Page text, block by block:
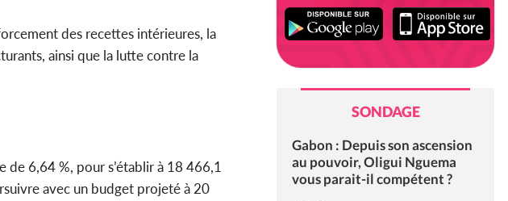
des recettes intérieures, la
ainsi que la lutte contre la
de 6,64 %, pour s’établir à 18 466,1
avec un budget projeté à 20
SONDAGE
Gabon : Depuis son ascension
au pouvoir, Oligui Nguema
vous parait-il compétent ?